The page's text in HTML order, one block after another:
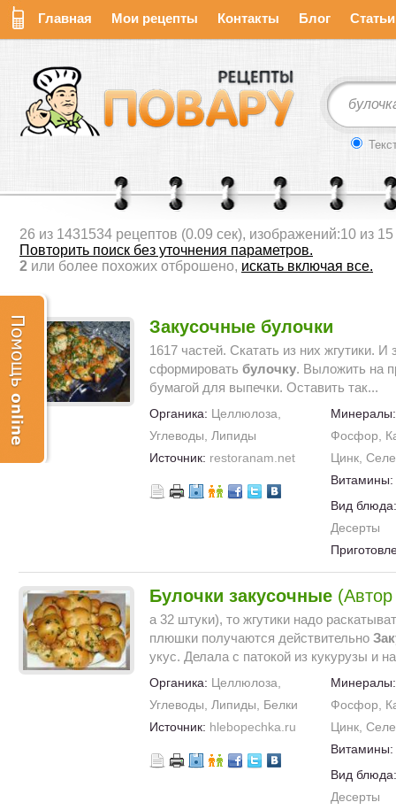
Главная Мои рецепты Контакты Блог Статьи
26 из 1431534 рецептов (0.09 сек), изображений:10 из 15
Повторить поиск без уточнения параметров.
2 или более похожих отброшено, искать включая все.
Закусочные булочки
1617 частей. Скатать из них жгутики. И
сформировать булочку. Выложить на
бумагой для выпечки. Оставить так...
Органика: Целлюлоза,
Углеводы, Липиды
Источник: restoranam.net
Фосфор,
Цинк,
Витамины:
Вид
Десерты
Булочки закусочные
а 32 штуки), то жгутики надо
плюшки получаются действительно
укус. Делала с патокой из кукурузы и
Органика: Целлюлоза,
Углеводы, Липиды, Белки
Источник: hlebopechka.ru
Фосфор,
Цинк,
Витамины:
Вид
Десерты